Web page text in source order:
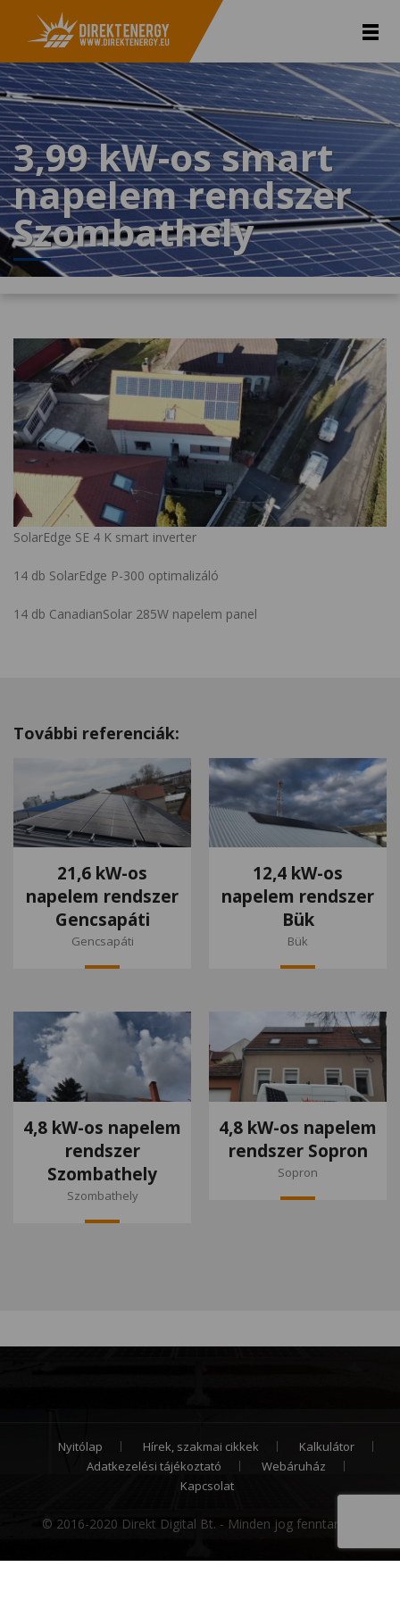
3,99 kW-os smart
napelem rendszer
Szombathely
SolarEdge SE 4 K smart inverter
14 db SolarEdge P-300 optimalizáló
14 db CanadianSolar 285W napelem panel
További referenciák:
21,6 kW-os
napelem rendszer
Gencsapáti
Gencsapáti
12,4 kW-os
napelem rendszer
Bük
Bük
4,8 kW-os napelem
rendszer
Szombathely
Szombathely
4,8 kW-os napelem
rendszer Sopron
Sopron
Nyitólap Hírek, szakmai cikkek
Kalkulátor
Adatkezelési tájékoztató
Webáruház
Kapcsolat
© 2016-2020 Direkt Digital Bt. - Minden jog fenntartva.